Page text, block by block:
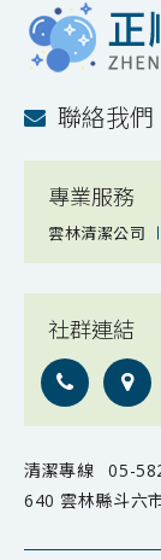
聯絡我們
專業服務
雲林清潔公司
社群連結
清潔專線 05-
640 雲林縣斗六